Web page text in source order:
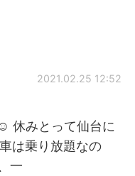
2021.02.25 12:52
休みとって仙台に
は乗り放題なの
一